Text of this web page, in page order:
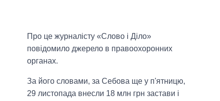
Про це журналісту «Слово і Діло»
повідомило джерело в правоохоронних
органах.
За його словами, за Себова ще у п'ятницю,
29 листопада внесли 18 млн грн застави і